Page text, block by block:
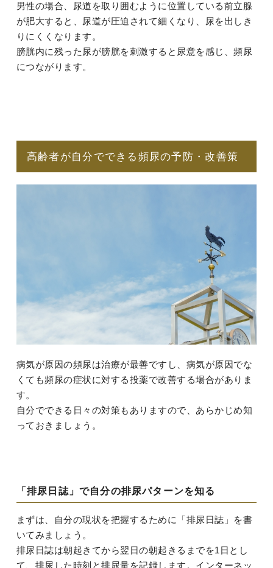
男性の場合、尿道を取り囲むように位置している前立腺
が肥大すると、尿道が圧迫されて細くなり、尿を出しき
りにくくなります。
膀胱内に残った尿が膀胱を刺激すると尿意を感じ、頻尿
につながります。
高齢者が自分でできる頻尿の予防・改善策
病気が原因の頻尿は治療が最善ですし、病気が原因でな
くても頻尿の症状に対する投薬で改善する場合がありま
す。
自分でできる日々の対策もありますので、あらかじめ知
っておきましょう。
「排尿日誌」で自分の排尿パターンを知る
まずは、自分の現状を把握するために「排尿日誌」を書
いてみましょう。
排尿日誌は朝起きてから翌日の朝起きるまでを1日とし
て、排尿した時刻と排尿量を記録します。インターネッ